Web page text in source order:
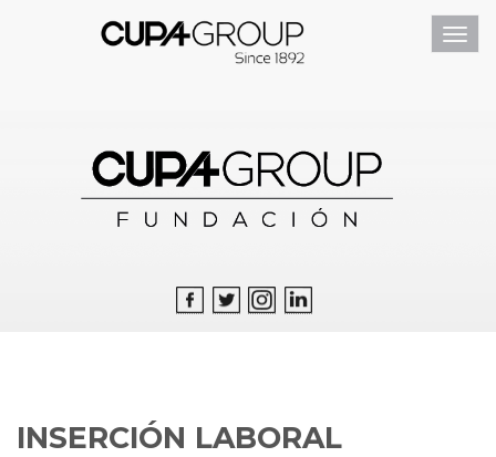
INSERCIÓN LABORAL